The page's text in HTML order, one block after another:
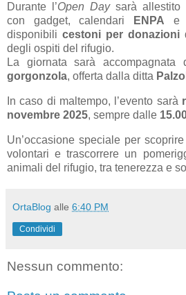
Durante l’Open Daysarà allestito
con gadget, calendari
ENPA e
disponibili cestoni per donazioni
degli ospiti del rifugio.
La giornata sarà accompagnata
gorgonzola, offerta dalla ditta
In caso di maltempo, l’evento sarà
novembre 2025, sempre dalle
Un’occasione speciale per
volontari e trascorrere un
animali del rifugio, tra tenerezza e
OrtaBlog alle 6:40 PM
Condividi
Nessun commento: